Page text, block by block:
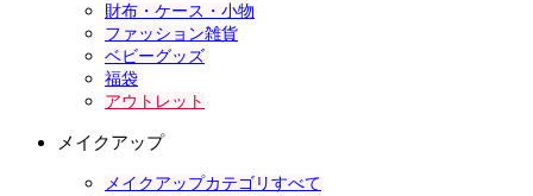
財布・ケース・小物
ファッション雑貨
ベビーグッズ
福袋
アウトレット
メイクアップ
メイクアップカテゴリすべて